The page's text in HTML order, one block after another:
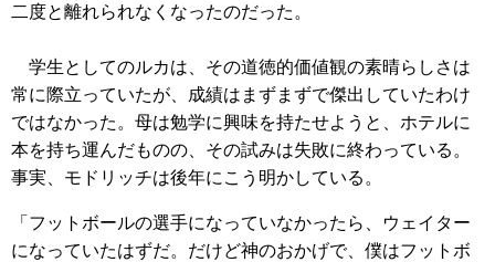
二度と離れられなくなったのだった。
学生としてのルカは、その道徳的価値観の素晴らしさは
常に際立っていたが、成績はまずまずで傑出していたわけ
ではなかった。母は勉学に興味を持たせようと、ホテルに
本を持ち運んだものの、その試みは失敗に終わっている。
事実、モドリッチは後年にこう明かしている。
「フットボールの選手になっていなかったら、ウェイター
になっていたはずだ。だけど神のおかげで、僕はフットボ